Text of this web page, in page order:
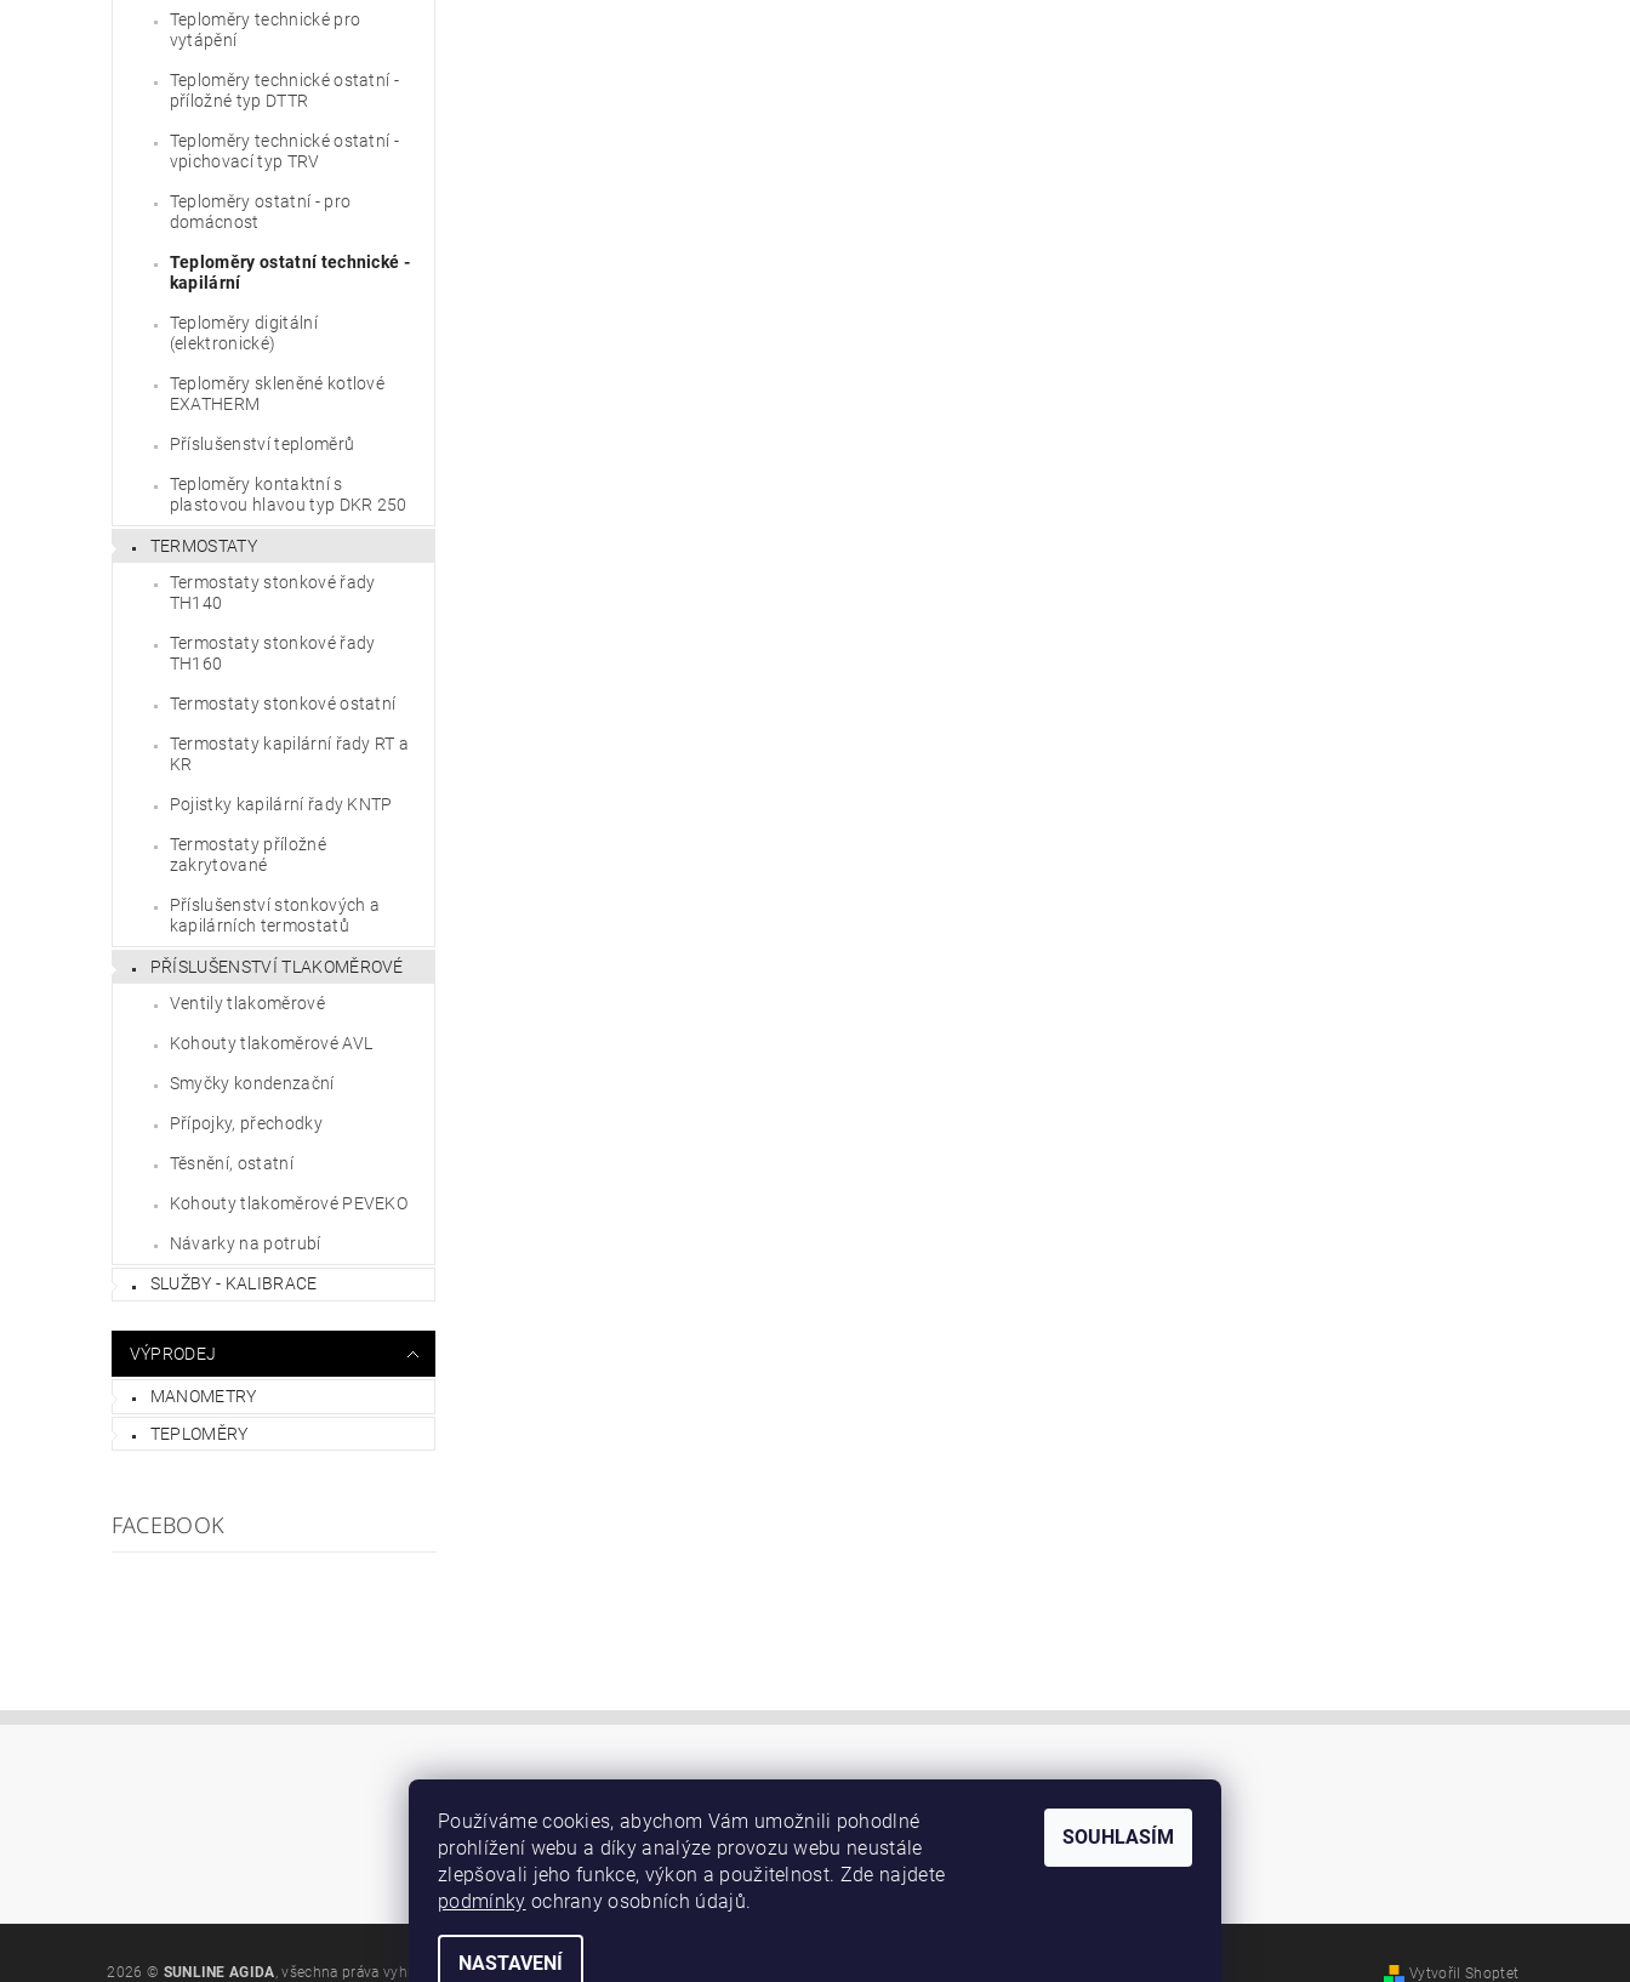
Teploměry technické pro
vytápění
Teploměry technické ostatní -
příložné typ DTTR
Teploměry technické ostatní -
vpichovací typ TRV
Teploměry ostatní - pro
domácnost
Teploměry ostatní technické -
kapilární
Teploměry digitální
(elektronické)
Teploměry skleněné kotlové
EXATHERM
Příslušenství teploměrů
Teploměry kontaktní s
plastovou hlavou typ DKR 250
TERMOSTATY
Termostaty stonkové řady
TH140
Termostaty stonkové řady
TH160
Termostaty stonkové ostatní
Termostaty kapilární řady RT a
KR
Pojistky kapilární řady KNTP
Termostaty příložné
zakrytované
Příslušenství stonkových a
kapilárních termostatů
PŘÍSLUŠENSTVÍ TLAKOMĚROVÉ
Ventily tlakoměrové
Kohouty tlakoměrové AVL
Smyčky kondenzační
Přípojky, přechodky
Těsnění, ostatní
Kohouty tlakoměrové PEVEKO
Návarky na potrubí
SLUŽBY - KALIBRACE
VÝPRODEJ
MANOMETRY
TEPLOMĚRY
FACEBOOK
2026 © SUNLINE AGIDA, všechna práva vyhrazena Vytvořil Shoptet
Používáme cookies, abychom Vám umožnili pohodlné
prohlížení webu a díky analýze provozu webu neustále
zlepšovali jeho funkce, výkon a použitelnost. Zde najdete
podmínky ochrany osobních údajů.
NASTAVENÍ
SOUHLASÍM